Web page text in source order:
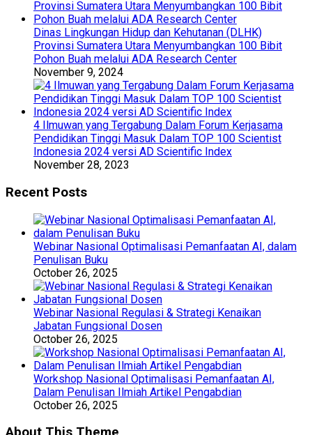
Dinas Lingkungan Hidup dan Kehutanan (DLHK)
Provinsi Sumatera Utara Menyumbangkan 100 Bibit
Pohon Buah melalui ADA Research Center
November 9, 2024
4 Ilmuwan yang Tergabung Dalam Forum Kerjasama
Pendidikan Tinggi Masuk Dalam TOP 100 Scientist
Indonesia 2024 versi AD Scientific Index
November 28, 2023
Recent Posts
Webinar Nasional Optimalisasi Pemanfaatan AI, dalam
Penulisan Buku
October 26, 2025
Webinar Nasional Regulasi & Strategi Kenaikan
Jabatan Fungsional Dosen
October 26, 2025
Workshop Nasional Optimalisasi Pemanfaatan AI,
Dalam Penulisan Ilmiah Artikel Pengabdian
October 26, 2025